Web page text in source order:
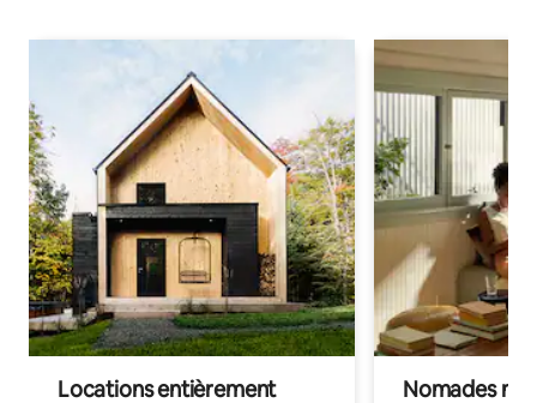
Locations entièrement
Nomades